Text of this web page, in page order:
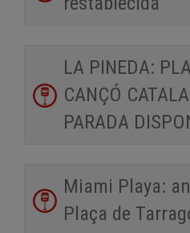
LA PINEDA:
CANÇÓ
PARADA
Miami Playa:
Plaça de